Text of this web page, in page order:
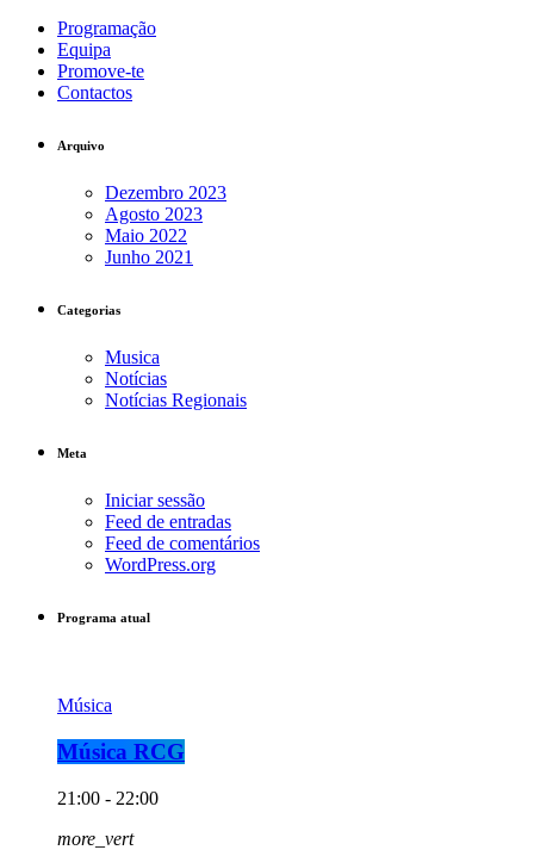
Programação
Equipa
Promove-te
Contactos
Arquivo
Dezembro 2023
Agosto 2023
Maio 2022
Junho 2021
Categorias
Musica
Notícias
Notícias Regionais
Meta
Iniciar sessão
Feed de entradas
Feed de comentários
WordPress.org
Programa atual
Música
Música RCG
21:00 - 22:00
more_vert